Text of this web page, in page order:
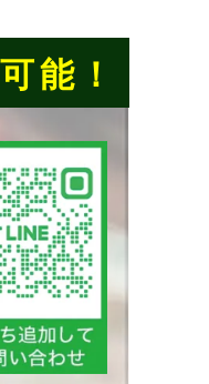
能！